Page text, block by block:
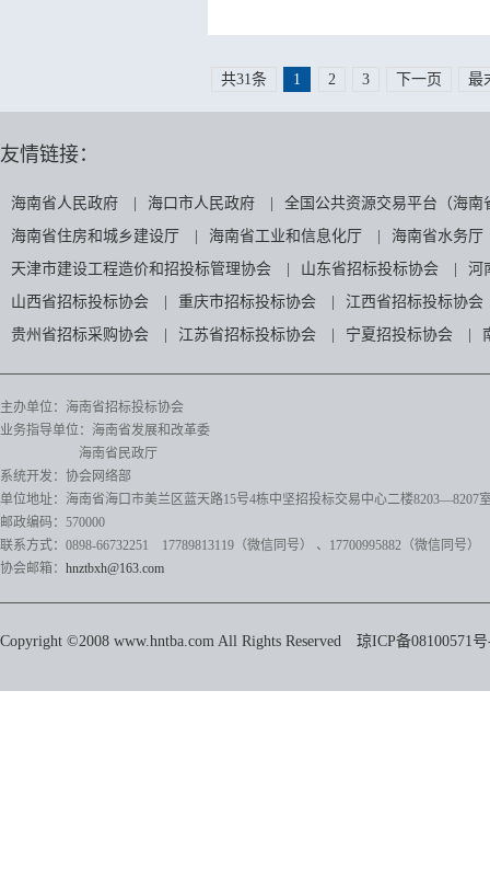
共31条 1 2 3 下一页 最
友情链接：
海南省人民政府 海口市人民政府
全国公共资源交易平台（海南
海南省住房和城乡建设厅
海南省工业和信息化厅
海南省水务厅
天津市建设工程造价和招投标管理协会
山东省招标投标协会
河
山西省招标投标协会
重庆市招标投标协会
江西省招标投标协会
贵州省招标采购协会
江苏省招标投标协会 宁夏招投标协会
主办单位：海南省招标投标协会
业务指导单位：海南省发展和改革委
海南省民政厅
系统开发：协会网络部
单位地址：海南省海口市美兰区蓝天路15号4栋中坚招投标交易中心二楼8203—8207
邮政编码：570000
联系方式：0898-66732251 17789813119（微信同号）
、17700995882 （微信同号）
协会邮箱： hnztbxh@163.com
Copyright ©2008 www.hntba.com All Rights Reserved 琼ICP备08100571